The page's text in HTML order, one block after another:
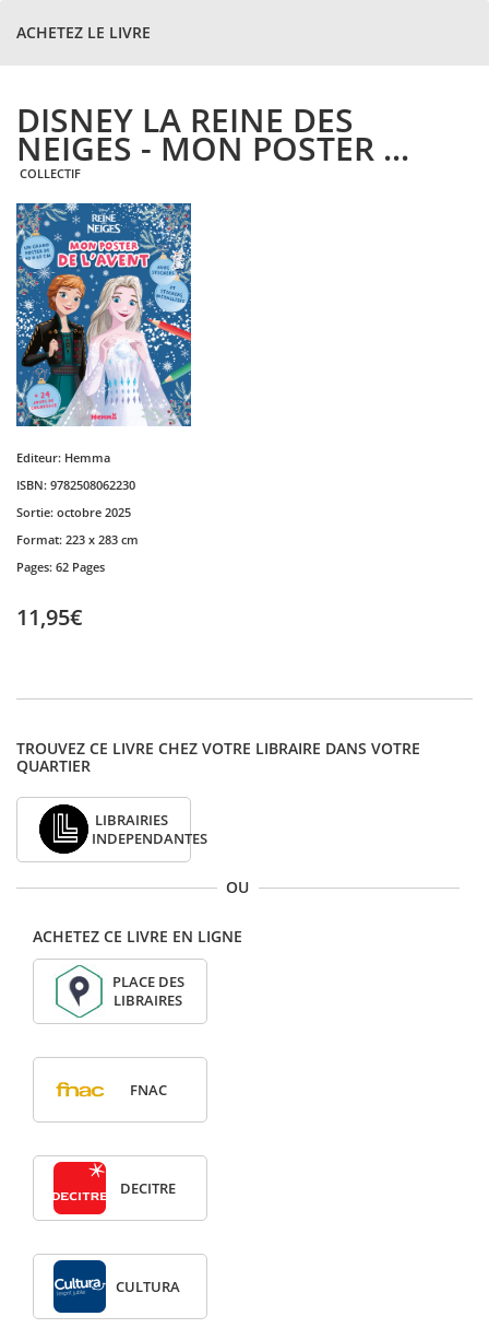
ACHETEZ LE LIVRE
DISNEY LA REINE DES
NEIGES - MON POSTER ...
COLLECTIF
Editeur: Hemma
ISBN: 9782508062230
Sortie: octobre 2025
Format: 223 x 283 cm
Pages: 62 Pages
11,95€
TROUVEZ CE LIVRE CHEZ VOTRE LIBRAIRE DANS VOTRE
QUARTIER
LIBRAIRIES
INDEPENDANTES
OU
ACHETEZ CE LIVRE EN LIGNE
PLACE DES
LIBRAIRES
FNAC
DECITRE
CULTURA